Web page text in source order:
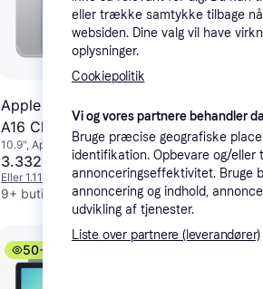
Apple iPad (2025)
A16 Chip Wi-Fi 128GB
Silver
10.9", Apple iPadOS 18
3.332 kr.
Eller 1.111 kr./md.
9+ butikker
A16
Blue
11",
3.333
9+
50+
eller trække samtykke tilbage
websiden. Dine valg vil have
oplysninger.
Cookiepolitik
Vi og vores partnere behandler
Bruge præcise geografiske
identifikation. Opbevare og/eller
annonceringseffektivitet. Bruge
annoncering og indhold,
udvikling af tjenester.
Liste over partnere (leverandører)